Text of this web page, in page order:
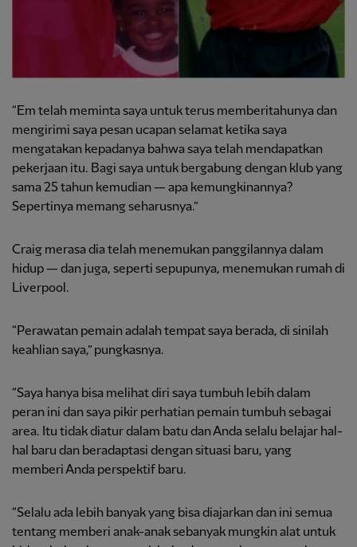
“Em telah meminta saya untuk terus memberitahunya dan
mengirimi saya pesan ucapan selamat ketika saya
mengatakan kepadanya bahwa saya telah mendapatkan
pekerjaan itu. Bagi saya untuk bergabung dengan klub yang
sama 25 tahun kemudian — apa kemungkinannya?
Sepertinya memang seharusnya.”
Craig merasa dia telah menemukan panggilannya dalam
hidup — dan juga, seperti sepupunya, menemukan rumah di
Liverpool.
“Perawatan pemain adalah tempat saya berada, di sinilah
keahlian saya,” pungkasnya.
“Saya hanya bisa melihat diri saya tumbuh lebih dalam
peran ini dan saya pikir perhatian pemain tumbuh sebagai
area. Itu tidak diatur dalam batu dan Anda selalu belajar hal-
hal baru dan beradaptasi dengan situasi baru, yang
memberi Anda perspektif baru.
“Selalu ada lebih banyak yang bisa diajarkan dan ini semua
tentang memberi anak-anak sebanyak mungkin alat untuk